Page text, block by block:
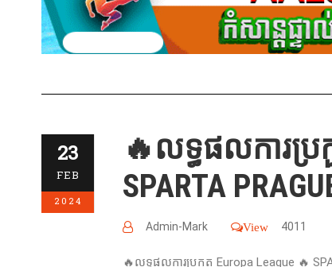
23
FEB
2024
🔥លទ្ធផលការប្រ
SPARTA
Admin-Mark View 4011
🔥លទ្ធផលការប្រកួត Europa League 🔥